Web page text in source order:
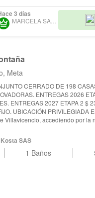
3 días
MARCELA SANCHEZ S.
Meta
2026 ETAPA 1 $
ENTREGAS 2027 ETAPA 2 $
-
Villavicencio, accediendo por la
de CRECIMIENTO EN
de construcción, con 4
CON: SALÓN SOCIAL DE DOS
INFANTILES,
SAS
1 Baños